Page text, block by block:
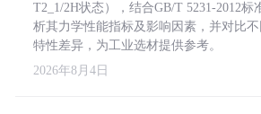
T2_1/2H状态），结合GB/T 5231-2012标
析其力学性能指标及影响因素，并对比
特性差异，为工业选材提供参考。
2026年8月4日